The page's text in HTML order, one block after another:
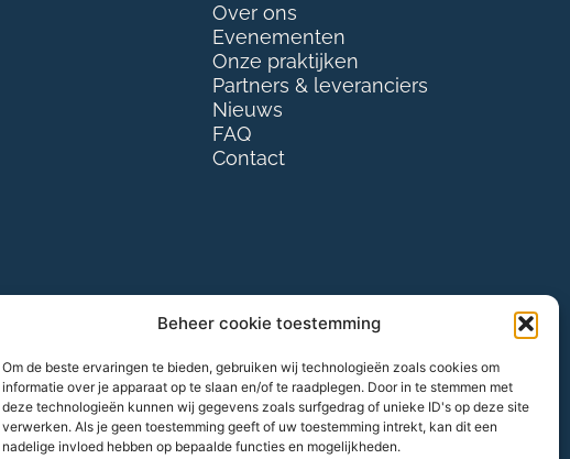
Beheer cookie toestemming
Om de beste ervaringen te bieden, gebruiken wij technologieën zoals cookies om
informatie over je apparaat op te slaan en/of te raadplegen. Door in te stemmen met
deze technologieën kunnen wij gegevens zoals surfgedrag of unieke ID's op deze site
verwerken. Als je geen toestemming geeft of uw toestemming intrekt, kan dit een
nadelige invloed hebben op bepaalde functies en mogelijkheden.
Over ons
Evenementen
Onze praktijken
Partners & leveranciers
Nieuws
FAQ
Contact